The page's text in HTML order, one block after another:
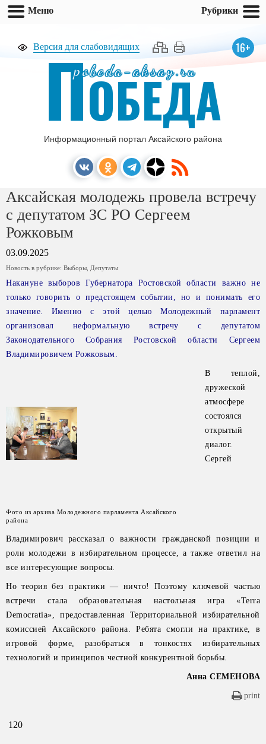
Версия для слабовидящих 16+
pobeda-aksay.ru
ПОБЕДА
Информационный портал Аксайского района
Аксайская молодежь провела встречу
с депутатом ЗС РО Сергеем
Рожковым
03.09.2025
Новость в рубрике: Выборы Депутаты
Накануне выборов Губернатора Ростовской области важно не
только говорить о предстоящем событии, но и понимать его
значение. Именно с этой целью Молодежный парламент
организовал неформальную встречу с депутатом
Законодательного Собрания Ростовской области Сергеем
Владимировичем Рожковым.
Фото из архива Молодежного парламента Аксайского
района
В теплой,
дружеской
атмосфере
состоялся
открытый
диалог.
Сергей
Владимирович рассказал о важности гражданской позиции и
роли молодежи в избирательном процессе, а также ответил на
все интересующие вопросы.
Но теория без практики — ничто! Поэтому ключевой частью
встречи стала образовательная настольная игра «Terra
Democratia», предоставленная Территориальной избирательной
комиссией Аксайского района. Ребята смогли на практике, в
игровой форме, разобраться в тонкостях избирательных
технологий и принципов честной конкурентной борьбы.
Анна СЕМЕНОВА
print
120
Меню Рубрики